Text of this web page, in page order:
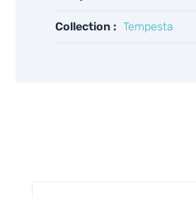
Collection : Tempesta